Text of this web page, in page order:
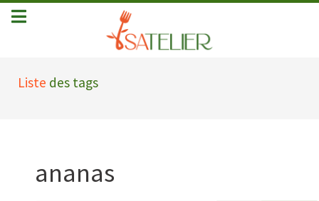
Liste des tags
ananas